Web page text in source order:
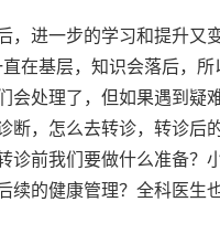
，进一步的学习和提升又
在基层，知识会落后，所
会处理了，但如果遇到疑
断，怎么去转诊，转诊后
诊前我们要做什么准备？
续的健康管理？全科医生